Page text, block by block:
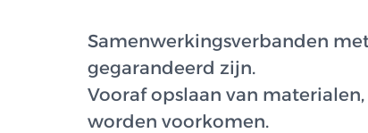
Samenwerkingsverbanden
gegarandeerd zijn.
Vooraf opslaan van
worden voorkomen.